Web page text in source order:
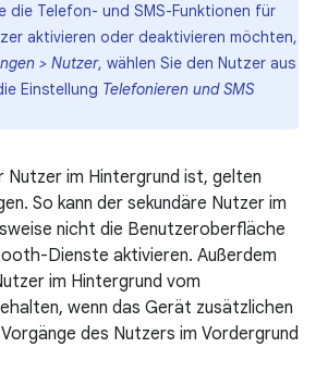
die Telefon- und SMS-Funktionen für
aktivieren oder deaktivieren möchten,
> Nutzer, wählen Sie den Nutzer aus
Einstellung Telefonieren und SMS
Nutzer im Hintergrund ist, gelten
So kann der sekundäre Nutzer im
nicht die Benutzeroberfläche
Dienste aktivieren. Außerdem
im Hintergrund vom
wenn das Gerät zusätzlichen
des Nutzers im Vordergrund